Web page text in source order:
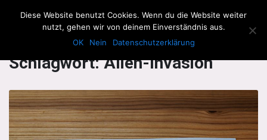
The Howling Men
Schlagwort:Alien-Invasion
Diese Website benutzt Cookies. Wenn du die Website weiter
nutzt, gehen wir von deinem Einverständnis aus.
OK
Nein Datenschutzerklärung